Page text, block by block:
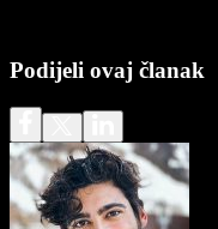
Podijeli ovaj članak